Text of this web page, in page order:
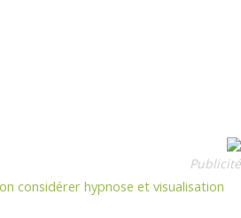
Publicité
considérer hypnose et visualisation